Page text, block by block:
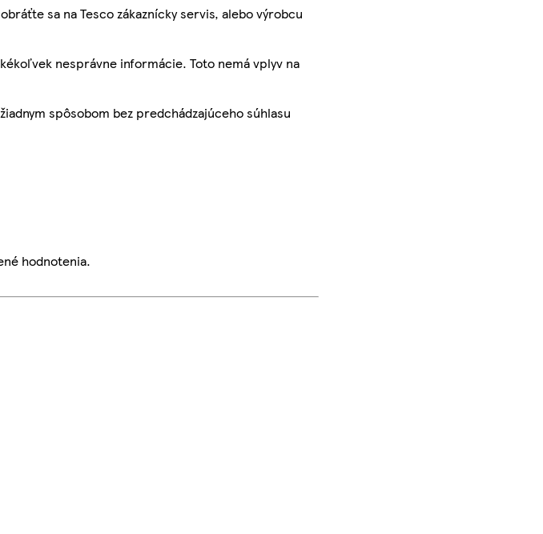
sa na Tesco zákaznícky servis, alebo výrobcu
nesprávne informácie. Toto nemá vplyv na
spôsobom bez predchádzajúceho súhlasu
hodnotenia.